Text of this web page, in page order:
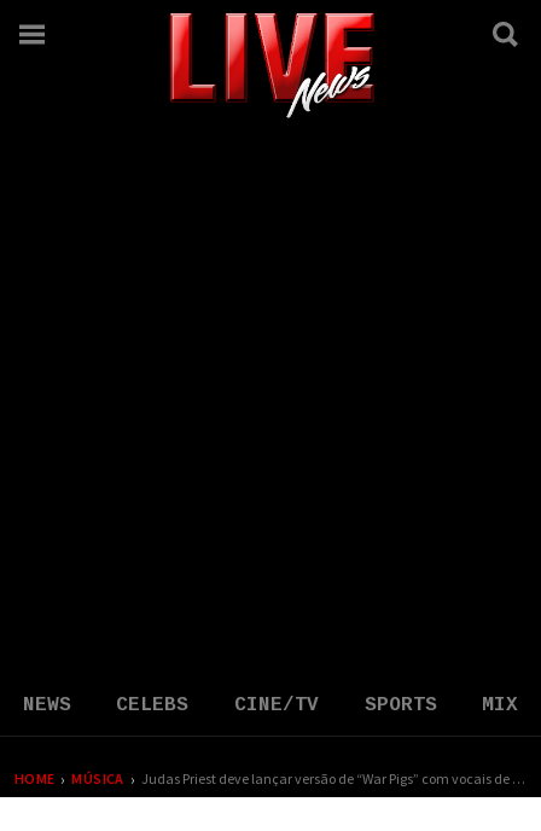
NEWS CELEBS CINE/TV SPORTS MIX
HOME › MÚSICA › Judas Priest deve lançar versão de “War Pigs” com vocais de Ozzy Osbourne e Rob Halford